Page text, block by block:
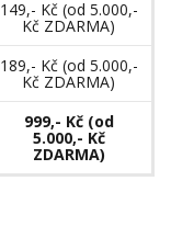
149,- Kč (od 5.000,-
Kč ZDARMA)
189,- Kč (od 5.000,-
Kč ZDARMA)
999,- Kč (od
5.000,- Kč
ZDARMA)